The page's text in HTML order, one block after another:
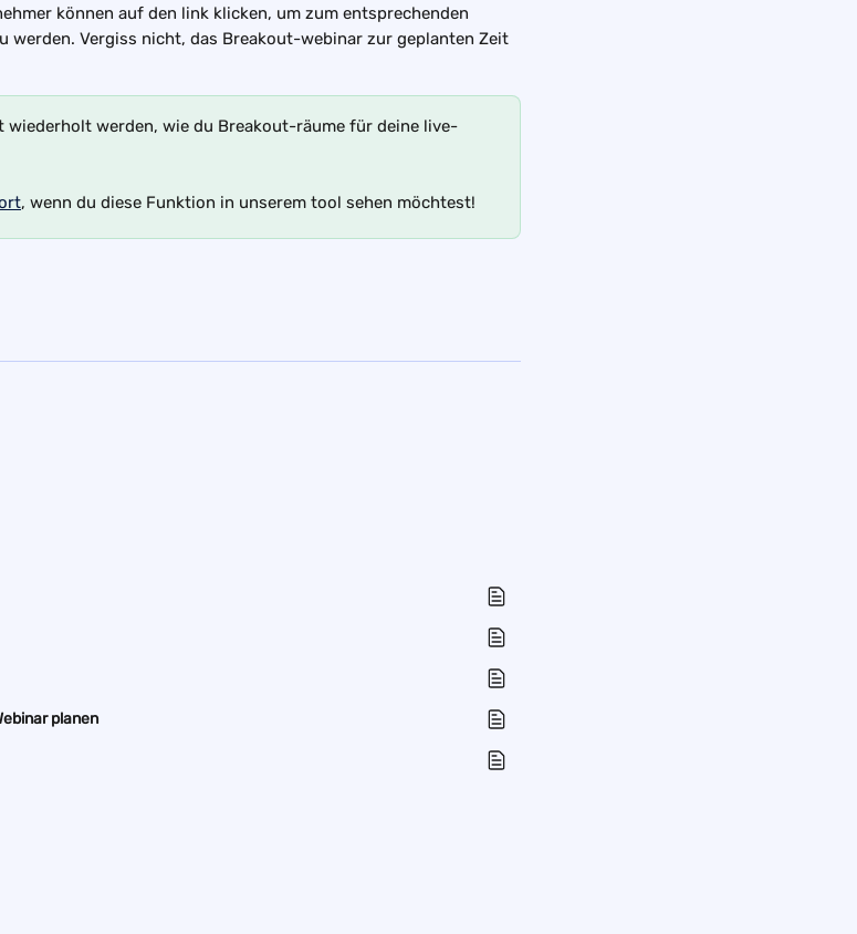
können auf den link klicken, um zum entsprechenden
werden. Vergiss nicht, das Breakout-webinar zur geplanten Zeit
wiederholt werden, wie du Breakout-räume für deine live-
, wenn du diese Funktion in unserem tool sehen möchtest!
planen